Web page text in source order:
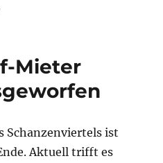
Mieter
Schanzenviertels ist
Aktuell trifft es